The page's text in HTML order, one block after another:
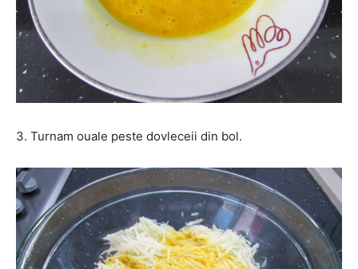
3. Turnam ouale peste dovleceii din bol.